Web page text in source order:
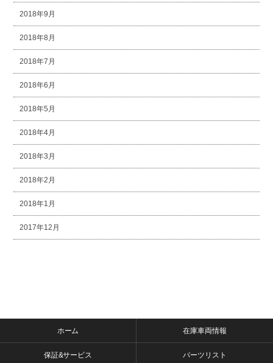
2018年9月
2018年8月
2018年7月
2018年6月
2018年5月
2018年4月
2018年3月
2018年2月
2018年1月
2017年12月
ホーム 在庫車両情報
保証&サービス パーツリスト